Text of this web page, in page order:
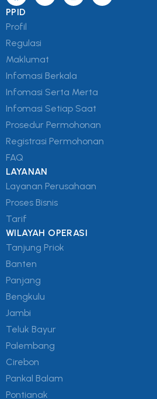
PPID
Profil
Regulasi
Maklumat
Infomasi Berkala
Infomasi Serta Merta
Infomasi Setiap Saat
Prosedur Permohonan
Registrasi Permohonan
FAQ
LAYANAN
Layanan Perusahaan
Proses Bisnis
Tarif
WILAYAH OPERASI
Tanjung Priok
Banten
Panjang
Bengkulu
Jambi
Teluk Bayur
Palembang
Cirebon
Pankal Balam
Pontianak